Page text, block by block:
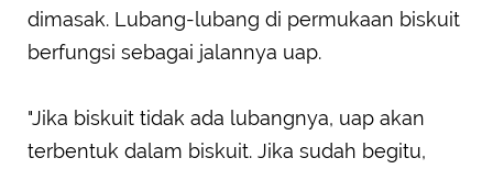
dimasak. Lubang-lubang di permukaan biskuit
berfungsi sebagai jalannya uap.
"Jika biskuit tidak ada lubangnya, uap akan
terbentuk dalam biskuit. Jika sudah begitu,